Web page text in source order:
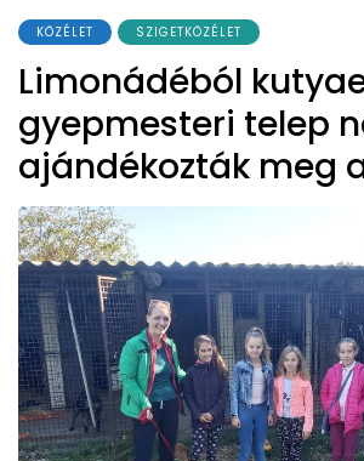
KÖZÉLET SZIGETKÖZÉLET
Limonádéból
gyepmesteri telep
ajándékozták meg